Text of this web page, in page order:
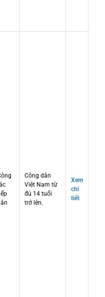
Công dân
Việt Nam từ
đủ 14 tuổi
trở lên.
Xem
chi
tiết